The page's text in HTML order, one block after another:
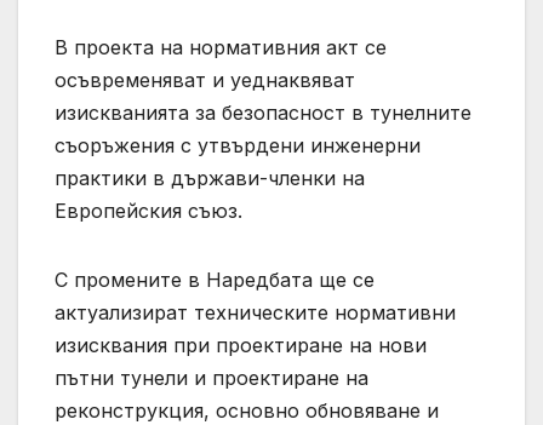
В проекта на нормативния акт се
осъвременяват и уеднаквяват
изискванията за безопасност в тунелните
съоръжения с утвърдени инженерни
практики в държави-членки на
Европейския съюз.
С промените в Наредбата ще се
актуализират техническите нормативни
изисквания при проектиране на нови
пътни тунели и проектиране на
реконструкция, основно обновяване и